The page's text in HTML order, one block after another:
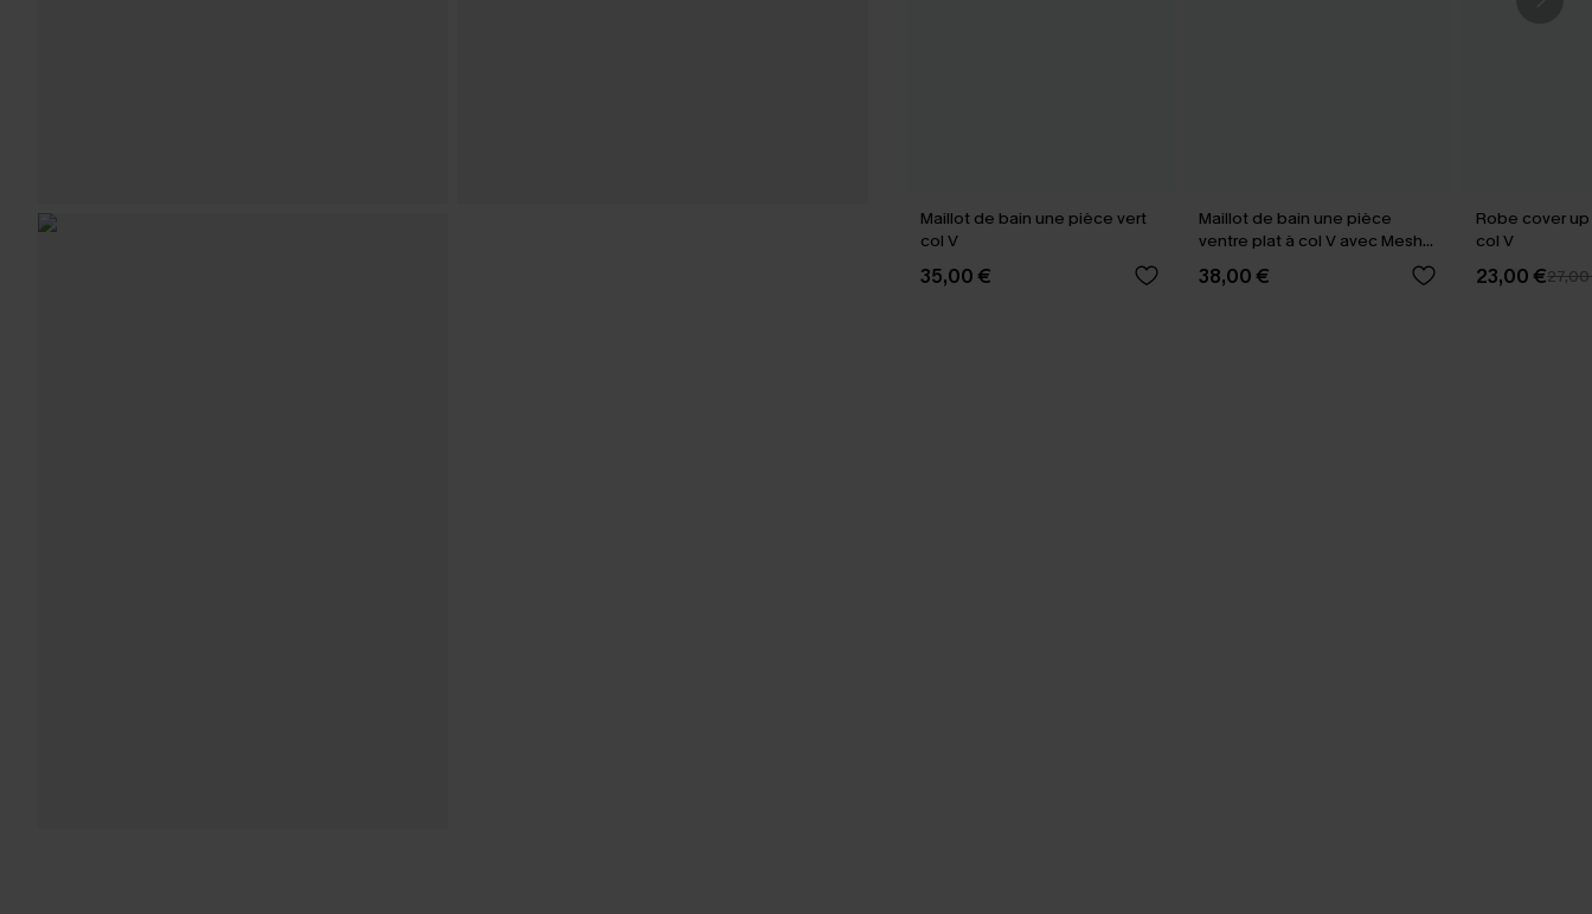
Maillot de bain une pièce vert
col V
35,00 €
Maillot de bain une pièce
ventre plat à col V avec Mesh
power
38,00 €
Robe cover
col V
23,00 €